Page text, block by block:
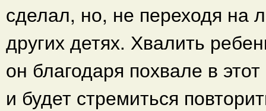
сделал, но, не переходя на
других детях. Хвалить
он благодаря похвале в
и будет стремиться